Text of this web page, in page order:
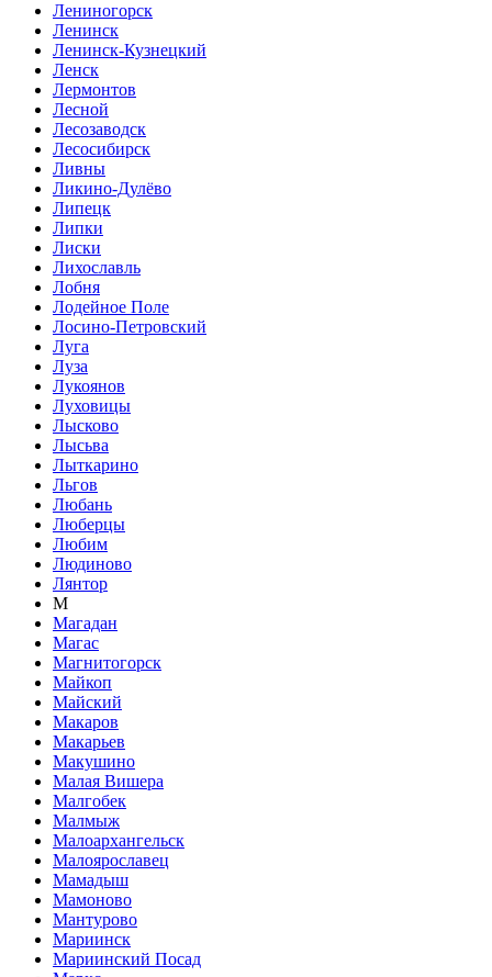
Лениногорск
Ленинск
Ленинск-Кузнецкий
Ленск
Лермонтов
Лесной
Лесозаводск
Лесосибирск
Ливны
Ликино-Дулёво
Липецк
Липки
Лиски
Лихославль
Лобня
Лодейное Поле
Лосино-Петровский
Луга
Луза
Лукоянов
Луховицы
Лысково
Лысьва
Лыткарино
Льгов
Любань
Люберцы
Любим
Людиново
Лянтор
М
Магадан
Магас
Магнитогорск
Майкоп
Майский
Макаров
Макарьев
Макушино
Малая Вишера
Малгобек
Малмыж
Малоархангельск
Малоярославец
Мамадыш
Мамоново
Мантурово
Мариинск
Мариинский Посад